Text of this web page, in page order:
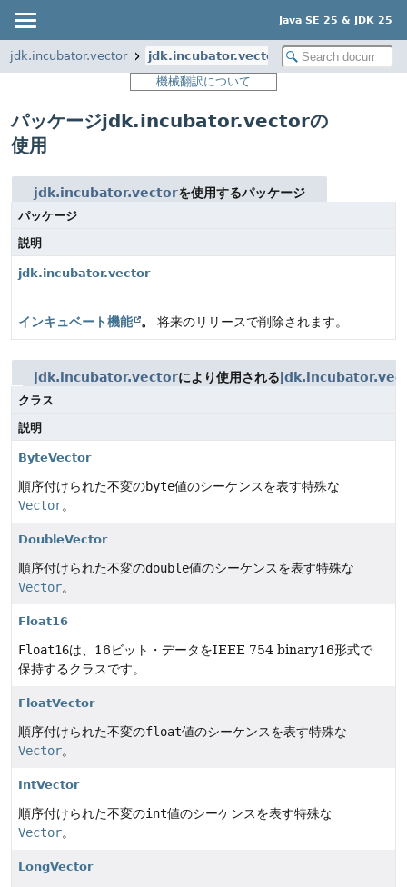
Java SE 25 & JDK 25
jdk.incubator.vector
jdk.incubator.vector
機械翻訳について
パッケージjdk.incubator.vectorの
使用
jdk.incubator.vectorを使用するパッケージ
パッケージ
説明
jdk.incubator.vector
インキュベート機能 。 将来のリリースで削除されます。
jdk.incubator.vectorにより使用される
クラス
説明
ByteVector
順序付けられた不変のbyte値のシーケンスを表す特殊な
Vector。
DoubleVector
順序付けられた不変のdouble値のシーケンスを表す特殊な
Vector。
Float16
Float16は、16ビット・データをIEEE 754 binary16形式で
保持するクラスです。
FloatVector
順序付けられた不変のfloat値のシーケンスを表す特殊な
Vector。
IntVector
順序付けられた不変のint値のシーケンスを表す特殊な
Vector。
LongVector